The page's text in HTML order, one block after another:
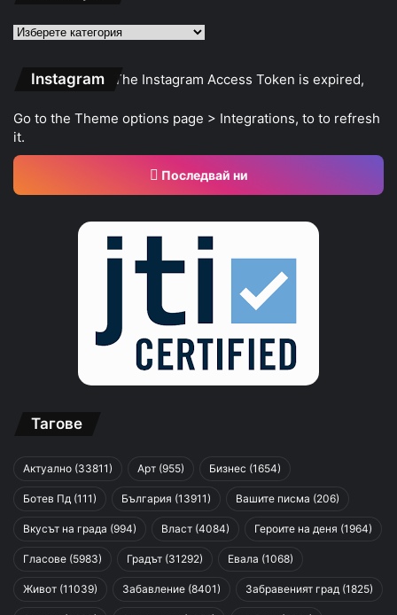
Категории
Instagram The Instagram Access Token is expired,
Go to the Theme options page > Integrations, to to refresh
it.
Последвай ни
Тагове
Актуално (33811) Арт (955) Бизнес (1654)
Ботев Пд (111) България (13911) Вашите писма (206)
Вкусът на града (994) Власт (4084) Героите на деня (1964)
Гласове (5983) Градът (31292) Евала (1068)
Живот (11039) Забавление (8401) Забравеният град (1825)